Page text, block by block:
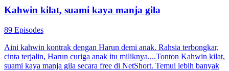
Kahwin kilat, suami kaya manja gila
89 Episodes
Aini kahwin kontrak dengan Harun demi anak. Rahsia terbongkar,
cinta terjalin, Harun curiga anak itu miliknya....Tonton Kahwin kilat,
suami kaya manja gila secara free di NetShort. Temui lebih banyak